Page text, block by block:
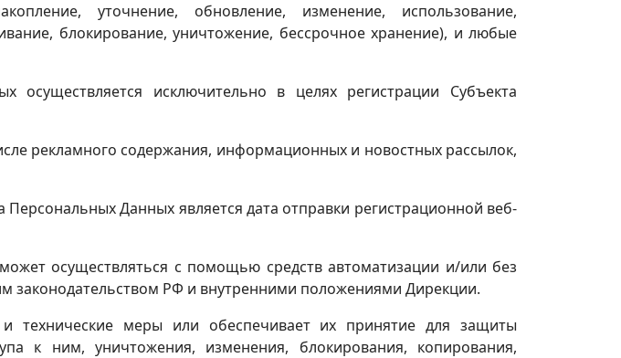
уточнение, обновление, изменение, использование,
блокирование, уничтожение, бессрочное хранение), и любые
исключительно в целях регистрации Субъекта
рекламного содержания, информационных и новостных рассылок,
Данных является дата отправки регистрационной веб-
осуществляться с помощью средств автоматизации и/или без
законодательством РФ и внутренними положениями Дирекции.
технические меры или обеспечивает их принятие для защиты
к ним, уничтожения, изменения, блокирования, копирования,